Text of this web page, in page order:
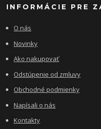
INFORMÁCIE PRE
O nás
Novinky
Ako nakupovať
Odstúpenie od zmluvy
Obchodné podmienky
Napísali o nás
Kontakty